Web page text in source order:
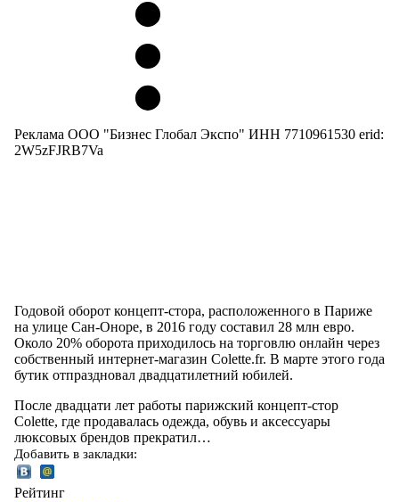
Реклама ООО "Бизнес Глобал Экспо" ИНН 7710961530 erid:
2W5zFJRB7Va
Годовой оборот концепт-стора, расположенного в Париже
на улице Сан-Оноре, в 2016 году составил 28 млн евро.
Около 20% оборота приходилось на торговлю онлайн через
собственный интернет-магазин Colette.fr. В марте этого года
бутик отпраздновал двадцатилетний юбилей.
После двадцати лет работы парижский концепт-стор
Colette, где продавалась одежда, обувь и аксессуары
люксовых брендов прекратил…
Добавить в закладки:
Рейтинг